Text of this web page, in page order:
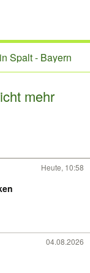
Spalt - Bayern
mehr
Heute, 10:58
04.08.2026